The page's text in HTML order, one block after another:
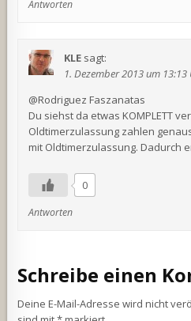
Antworten
KLE sagt:
1. Dezember 2013 um 13:13
@Rodriguez Faszanatas
Du siehst da etwas KOMPLETT
Oldtimerzulassung zahlen
mit Oldtimerzulassung. Dadurch
0
Antworten
Schreibe einen
Deine E-Mail-Adresse wird nicht